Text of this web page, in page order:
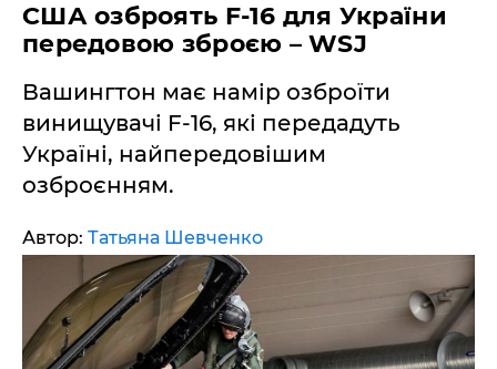
США озброять F-16 для України
передовою зброєю – WSJ
Вашингтон має намір озброїти
винищувачі F-16, які передадуть
Україні, найпередовішим
озброєнням.
Автор: Татьяна Шевченко